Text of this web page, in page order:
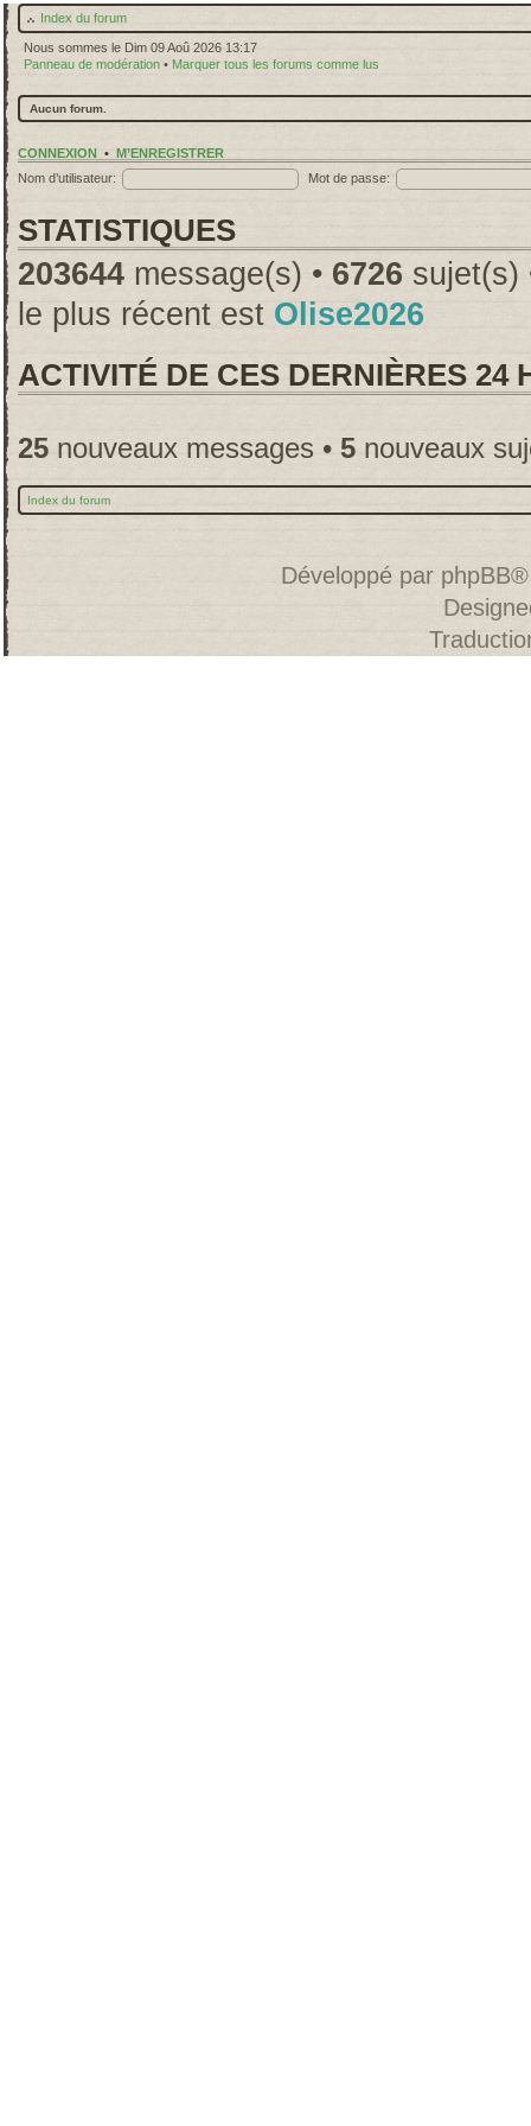
Index du forum
Nous sommes le Dim 09 Aoû 2026 13:17
Panneau de modération • Marquer tous les forums comme lus
Aucun forum.
CONNEXION • M’ENREGISTRER
Nom d’utilisateur:
Mot de passe:
STATISTIQUES
203644 message(s) • 6726 sujet(s)
le plus récent est Olise2026
ACTIVITÉ DE CES DERNIÈRES 24
25 nouveaux messages • 5 nouveaux
Index du forum
Développé par phpBB®